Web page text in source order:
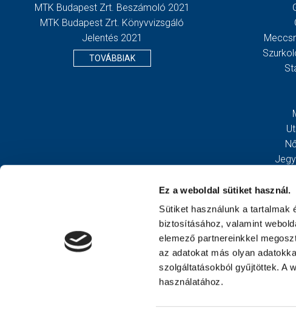
Ez a weboldal sütiket használ.
Sütiket használunk a tartalmak
biztosításához, valamint
elemező partnereinkkel
az adatokat más olyan
szolgáltatásokból gyűjtöttek. A
használatához.
MTK Budapest Zrt. Beszámoló 2021
MTK Budapest Zrt. Könyvvizsgáló
Jelentés 2021
TOVÁBBIAK